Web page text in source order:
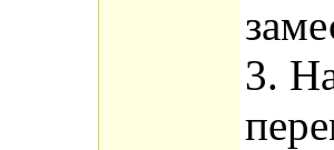
3.